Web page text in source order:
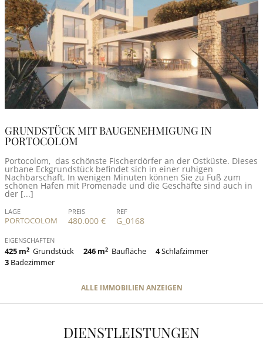
GRUNDSTÜCK MIT BAUGENEHMIGUNG IN
PORTOCOLOM
Portocolom, das schönste Fischerdörfer an der Ostküste. Dieses
urbane Eckgrundstück befindet sich in einer ruhigen
Nachbarschaft. In wenigen Minuten können Sie zu Fuß zum
schönen Hafen mit Promenade und die Geschäfte sind auch in
der [...]
LAGE
PORTOCOLOM
PREIS
480.000 €
REF
G_0168
EIGENSCHAFTEN
425 m2 Grundstück 246 m2 Baufläche 4Schlafzimmer
3 Badezimmer
ALLE IMMOBILIEN ANZEIGEN
DIENSTLEISTUNGEN